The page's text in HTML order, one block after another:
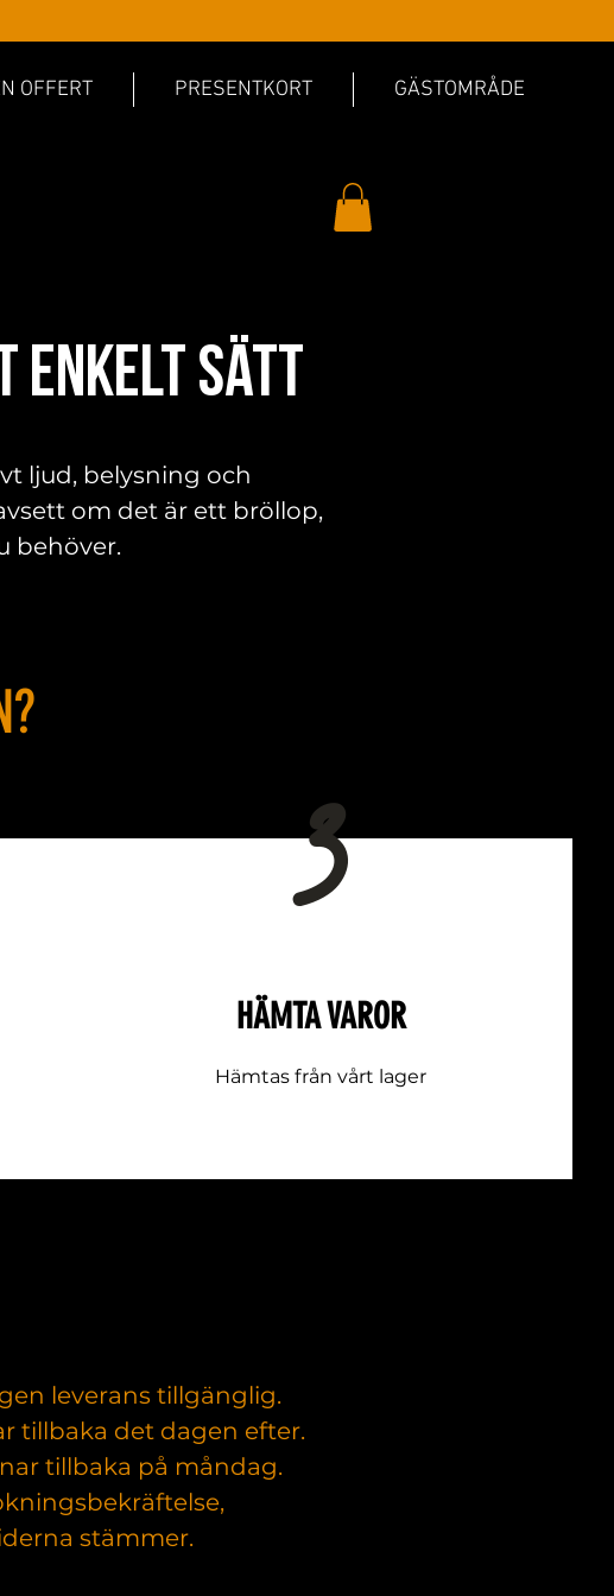
OFFERT PRESENTKORT GÄSTOMRÅDE
enkelt sätt
ljud, belysning och
om det är ett bröllop,
behöver.
3
HÄMTA VAROR
Hämtas från vårt lager
leverans tillgänglig.
tillbaka det dagen efter.
tillbaka på måndag.
stämmer.